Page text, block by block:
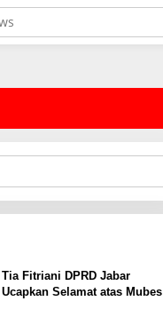
Tia Fitriani DPRD Jabar
Ucapkan Selamat atas Mubes